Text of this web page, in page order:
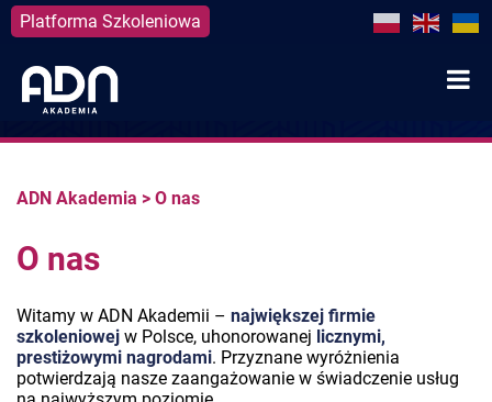
Platforma Szkoleniowa
content
ADN Akademia > O nas
O nas
Witamy w ADN Akademii – największej firmie
szkoleniowej w Polsce, uhonorowanej licznymi,
prestiżowymi nagrodami. Przyznane wyróżnienia
potwierdzają nasze zaangażowanie w świadczenie usług